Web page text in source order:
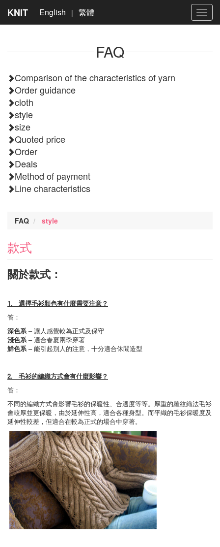
KNIT English | 繁體
FAQ
Comparison of the characteristics of yarn
Order guidance
cloth
style
size
Quoted price
Order
Deals
Method of payment
Line characteristics
FAQ style
款式
關於款式：
1. 選擇毛衫顏色有什麼需要注意？
笞：
深色系 – 讓人感覺較為正式及保守
淺色系 – 適合春夏兩季穿著
鮮色系–能引起別人的注意，十分適合休閒造型
2. 毛衫的編織方式會有什麼影響？
笞：
不同的編織方式會影響毛衫的保暖性、合適度等等。厚重的羅紋織法毛衫
會較厚並更保暖，由於延伸性高，適合各種身型。而平織的毛衫保暖度及
延伸性較差，但適合在較為正式的場合中穿著。